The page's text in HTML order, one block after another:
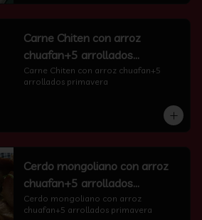
Carne Chiten con arroz
chuafan+5 arrollados
primavera
Carne Chiten con arroz chuafan+5
arrollados primavera
Cerdo mongoliano con arroz
chuafan+5 arrollados
primavera
Cerdo mongoliano con arroz
chuafan+5 arrollados primavera